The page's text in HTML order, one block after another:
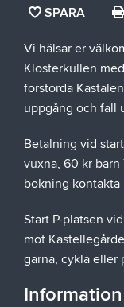
SPARA SPARA
SOM
Vi hälsar er
Klosterkullen
förstörda
uppgång och fall
Betalning vid
vuxna, 60 kr barn
bokning
Start P-platsen
mot
gärna, cykla eller
Information